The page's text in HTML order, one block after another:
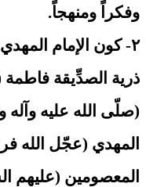
وفكراً ومنهجاً.
٢- كون الإمام
ذرية الصدِّيقة فاطمة
(صلّى الله عليه وآله
المهدي (عجّل الله
المعصومين (عليهم